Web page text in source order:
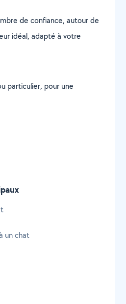
de confiance, autour de
idéal, adapté à votre
particulier, pour une
un chat